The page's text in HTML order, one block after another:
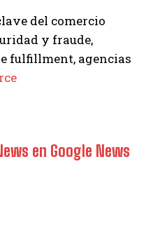
del comercio
y fraude,
fulfillment, agencias
en Google News